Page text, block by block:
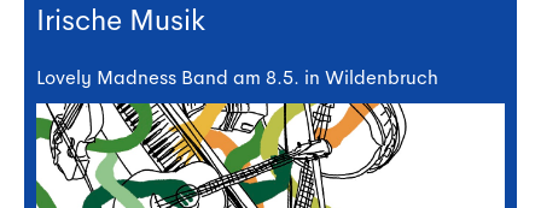
Irische Musik
Lovely Madness Band am 8.5. in Wildenbruch